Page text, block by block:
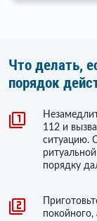
Что делать,
порядок
112 и
ситуацию.
порядку